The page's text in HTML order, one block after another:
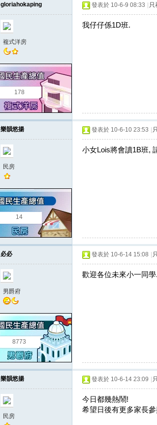
gloriahokaping
複式洋房
178
發表於 10-6-9 08:33 只
我仔仔係1D班.
樂韻悠揚
民房
14
發表於 10-6-10 23:53
小女Lois將會讀1B班,
必必
男爵府
8773
發表於 10-6-14 15:08
歡迎各位未來小一同學.
樂韻悠揚
民房
發表於 10-6-14 23:09
今日都幾熱鬧!
希望日後有更多家長